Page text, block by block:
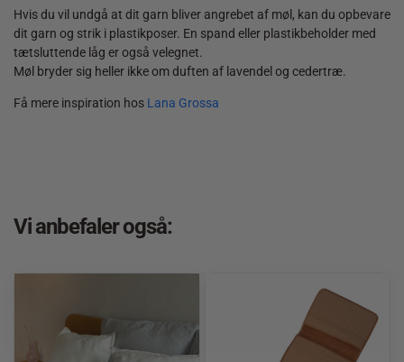
Hvis du vil undgå at dit garn bliver angrebet af møl, kan du opbevare
dit garn og strik i plastikposer. En spand eller plastikbeholder med
tætsluttende låg er også velegnet.
Møl bryder sig heller ikke om duften af lavendel og cedertræ.
Få mere inspiration hos Lana Grossa
Vi anbefaler også: